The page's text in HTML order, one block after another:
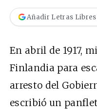
Añadir Letras Libres
En abril de 1917,
Finlandia para
arresto del
escribió un